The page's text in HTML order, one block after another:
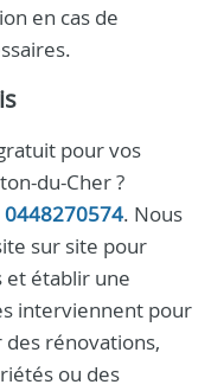
en cas de
pour vos
du-Cher ?
0448270574. Nous
sur site pour
et établir une
interviennent pour
rénovations,
ou des